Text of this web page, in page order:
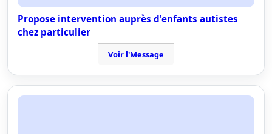
Propose intervention auprès d'enfants autistes
chez particulier
Voir l'Message